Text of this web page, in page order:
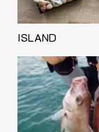
ISLAND